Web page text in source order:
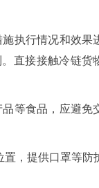
执行情况和效果
直接接触冷链货
等食品，应避免
，提供口罩等防